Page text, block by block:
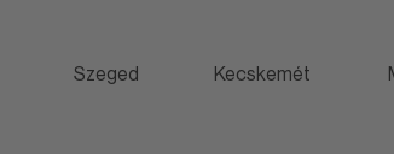
Szeged Kecskemét